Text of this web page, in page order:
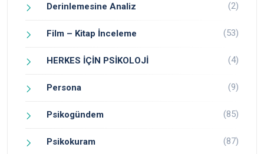
Derinlemesine Analiz (2)
Film – Kitap İnceleme (53)
HERKES İÇİN PSİKOLOJİ (4)
Persona (9)
Psikogündem (85)
Psikokuram (87)